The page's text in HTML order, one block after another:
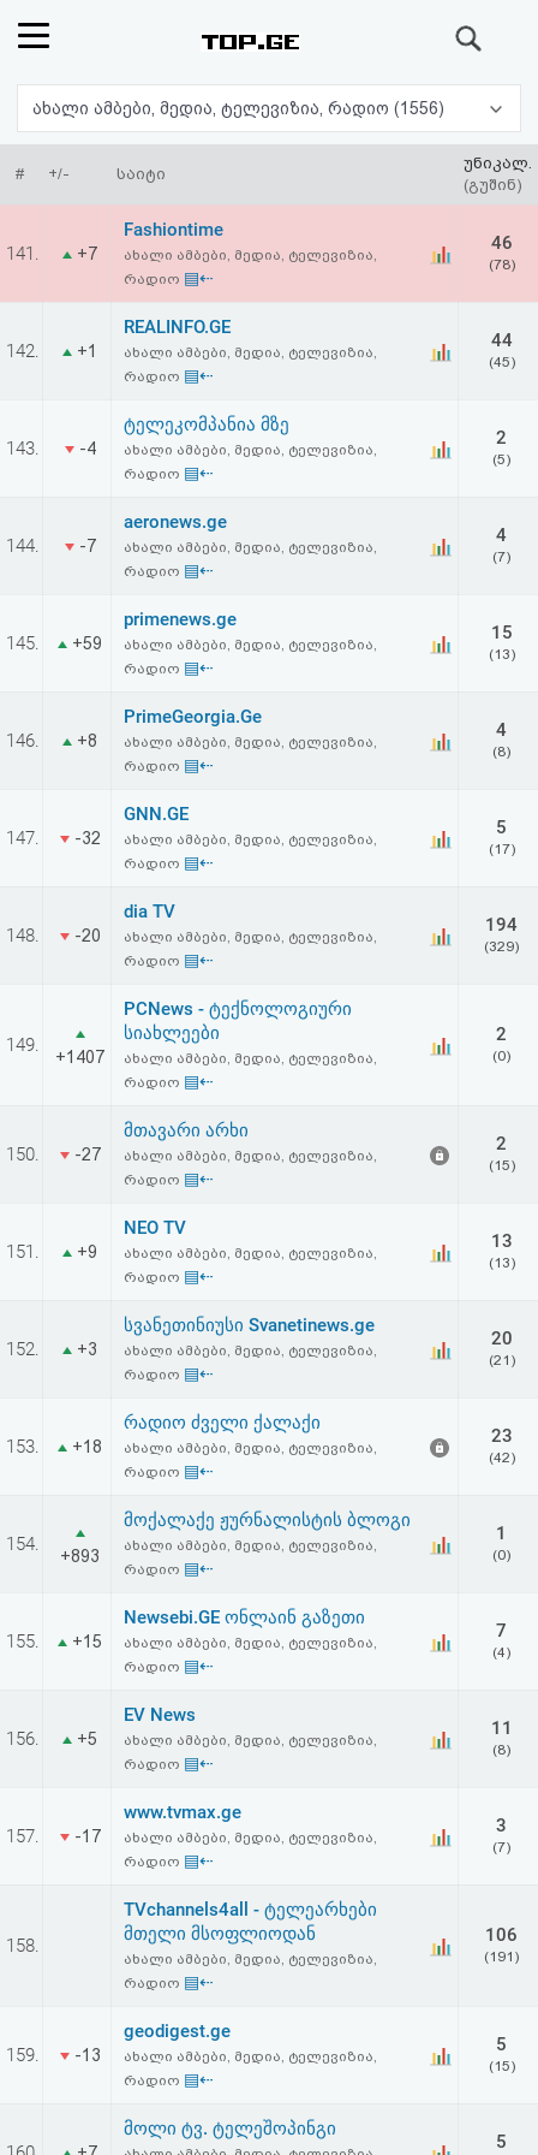
რეიტინგი
(მთავარი)
ავტორიზაცია
რეგისტრაცია
აღდგენა
სალიცენზიო
შეთანხმება
პასუხისმგებლობის
უარყოფა
ახალი ამბები, მედია, ტელევიზია, რადიო (1556)
# +/- საიტი
უნიკალ.
(გუშინ)
141. +7
Fashiontime
ახალი ამბები, მედია, ტელევიზია,
რადიო ▤⇠
46
(78)
142. +1
REALINFO.GE
ახალი ამბები, მედია, ტელევიზია,
რადიო ▤⇠
44
(45)
143. -4
ტელეკომპანია მზე
ახალი ამბები, მედია, ტელევიზია,
რადიო ▤⇠
2
(5)
144. -7
aeronews.ge
ახალი ამბები, მედია, ტელევიზია,
რადიო ▤⇠
4
(7)
145. +59
primenews.ge
ახალი ამბები, მედია, ტელევიზია,
რადიო ▤⇠
15
(13)
146. +8
PrimeGeorgia.Ge
ახალი ამბები, მედია, ტელევიზია,
რადიო ▤⇠
4
(8)
147. -32
GNN.GE
ახალი ამბები, მედია, ტელევიზია,
რადიო ▤⇠
5
(17)
148. -20
dia TV
ახალი ამბები, მედია, ტელევიზია,
რადიო ▤⇠
194
(329)
149.
+1407
PCNews - ტექნოლოგიური
სიახლეები
ახალი ამბები, მედია, ტელევიზია,
რადიო ▤⇠
2
(0)
150. -27
მთავარი არხი
ახალი ამბები, მედია, ტელევიზია,
რადიო ▤⇠
2
(15)
151. +9
NEO TV
ახალი ამბები, მედია, ტელევიზია,
რადიო ▤⇠
13
(13)
152. +3
სვანეთინიუსი Svanetinews.ge
ახალი ამბები, მედია, ტელევიზია,
რადიო ▤⇠
20
(21)
153. +18
რადიო ძველი ქალაქი
ახალი ამბები, მედია, ტელევიზია,
რადიო ▤⇠
23
(42)
154.
+893
მოქალაქე ჟურნალისტის ბლოგი
ახალი ამბები, მედია, ტელევიზია,
რადიო ▤⇠
1
(0)
155. +15
Newsebi.GE ონლაინ გაზეთი
ახალი ამბები, მედია, ტელევიზია,
რადიო ▤⇠
7
(4)
156. +5
EV News
ახალი ამბები, მედია, ტელევიზია,
რადიო ▤⇠
11
(8)
157. -17
www.tvmax.ge
ახალი ამბები, მედია, ტელევიზია,
რადიო ▤⇠
3
(7)
158.
TVchannels4all - ტელეარხები
მთელი მსოფლიოდან
ახალი ამბები, მედია, ტელევიზია,
რადიო ▤⇠
106
(191)
159. -13
geodigest.ge
ახალი ამბები, მედია, ტელევიზია,
რადიო ▤⇠
5
(15)
მოლი ტვ. ტელეშოპინგი
5